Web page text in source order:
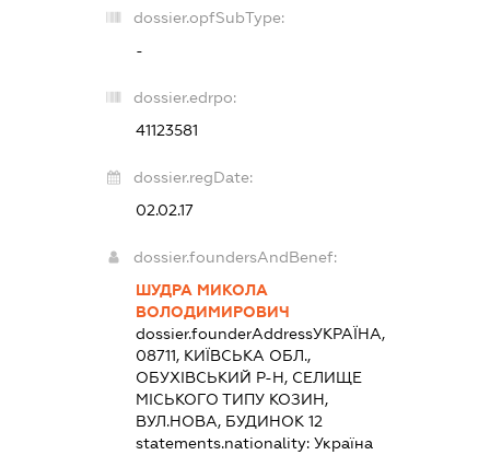
dossier.opfSubType:
-
dossier.edrpo:
41123581
dossier.regDate:
02.02.17
dossier.foundersAndBenef:
ШУДРА МИКОЛА
ВОЛОДИМИРОВИЧ
dossier.founderAddressУКРАЇНА,
08711, КИЇВСЬКА ОБЛ.,
ОБУХІВСЬКИЙ Р-Н, СЕЛИЩЕ
МІСЬКОГО ТИПУ КОЗИН,
ВУЛ.НОВА, БУДИНОК 12
statements.nationality: Україна